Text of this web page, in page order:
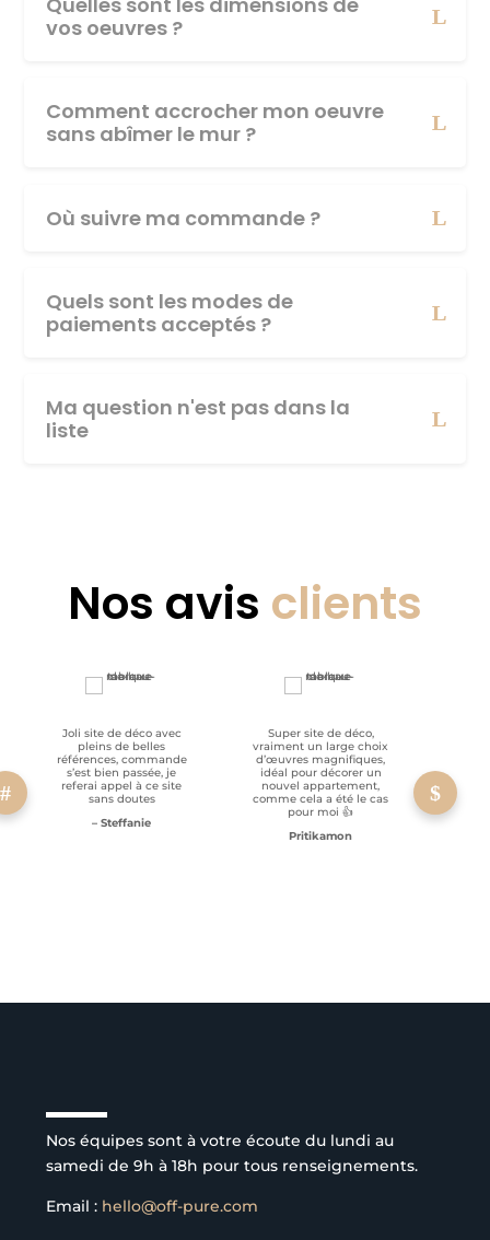
vos oeuvres ?
Comment accrocher mon oeuvre
sans abîmer le mur ?
Où suivre ma commande ?
Quels sont les modes de
paiements acceptés ?
Ma question n'est pas dans la
liste
Nos avis clients
Joli site de déco avec
pleins de belles
références, commande
s’est bien passée, je
referai appel à ce site
sans doutes
– Steffanie
Super site de déco,
vraiment un large choix
d’œuvres magnifiques,
idéal pour décorer un
nouvel appartement,
comme cela a été le cas
pour moi 👍
Pritikamon
Nos équipes sont à votre écoute du lundi au
samedi de 9h à 18h pour tous renseignements.
Email : hello@off-pure.com